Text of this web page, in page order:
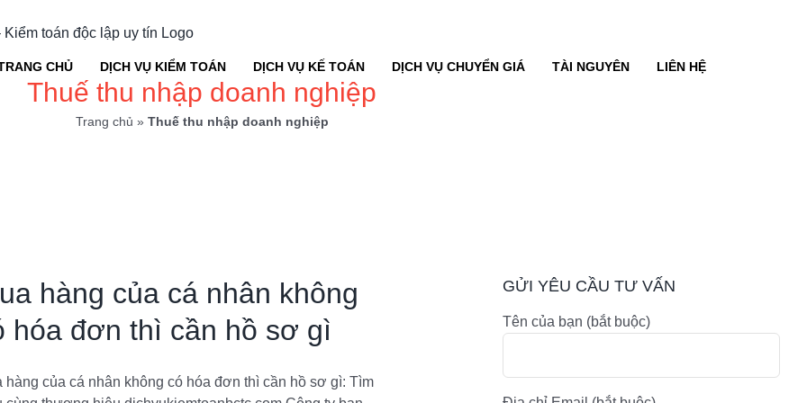
CHỦ DỊCH VỤ KIỂM TOÁN DỊCH VỤ KẾ TOÁN DỊCH VỤ CHUYỂN GIÁ TÀI NGUYÊN LIÊN HỆ
Thuế thu nhập doanh nghiệp
Trang chủ » Thuế thu nhập doanh nghiệp
hàng của cá nhân không
hóa đơn thì cần hồ sơ gì
hàng của cá nhân không có hóa đơn thì cần hồ sơ gì: Tìm
GỬI YÊU CẦU TƯ VẤN
Tên của bạn (bắt buộc)